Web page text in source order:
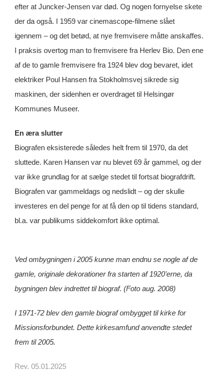
efter at Juncker-Jensen var død. Og nogen fornyelse skete
der da også. I 1959 var cinemascope-filmene slået
igennem – og det betød, at nye fremvisere måtte anskaffes.
I praksis overtog man to fremvisere fra Herlev Bio. Den ene
af de to gamle fremvisere fra 1924 blev dog bevaret, idet
elektriker Poul Hansen fra Stokholmsvej sikrede sig
maskinen, der sidenhen er overdraget til Helsingør
Kommunes Museer.
En æra slutter
Biografen eksisterede således helt frem til 1970, da det
sluttede. Karen Hansen var nu blevet 69 år gammel, og der
var ikke grundlag for at sælge stedet til fortsat biografdrift.
Biografen var gammeldags og nedslidt – og der skulle
investeres en del penge for at få den op til tidens standard,
bl.a. var publikums siddekomfort ikke optimal.
Ved ombygningen i 2005 kunne man endnu se nogle af de
gamle, originale dekorationer fra starten af 1920’erne, da
bygningen blev indrettet til biograf. (Foto aug. 2008)
I 1971-72 blev den gamle biograf ombygget til kirke for
Missionsforbundet. Dette kirkesamfund anvendte stedet
frem til 2005.
Rev. 05.01.2025